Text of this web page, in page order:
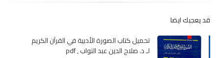
قد يعجبك ايضا
تحميل كتاب الصورة الأدبية في القرآن الكريم
لـ د. صلاح الدين عبد التواب , pdf